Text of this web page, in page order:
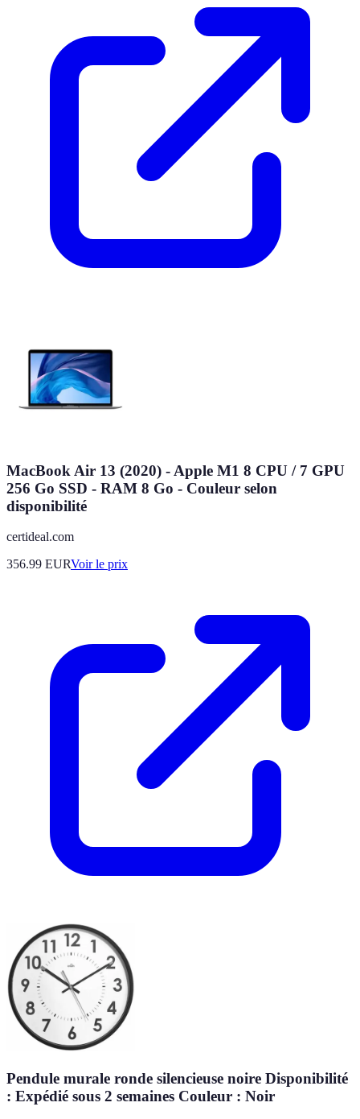
MacBook Air 13 (2020) - Apple M1 8 CPU / 7 GPU
256 Go SSD - RAM 8 Go - Couleur selon
disponibilité
certideal.com
356.99 EURVoir le prix
Pendule murale ronde silencieuse noire Disponibilité
: Expédié sous 2 semaines Couleur : Noir